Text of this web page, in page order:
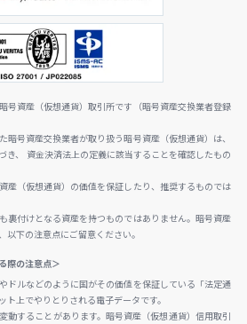
号資産（仮想通貨）取引所です（暗号資産交換業者登録
暗号資産交換業者が取り扱う暗号資産（仮想通貨）は、
き、 資金決済法上の定義に該当することを確認したもの
産（仮想通貨）の価値を保証したり、推奨するものでは
裏付けとなる資産を持つものではありません。暗号資産
以下の注意点にご留意ください。
際の注意点＞
ドルなどのように国がその価値を保証している「法定通
上でやりとりされる電子データです。
動することがあります。暗号資産（仮想通貨）信用取引